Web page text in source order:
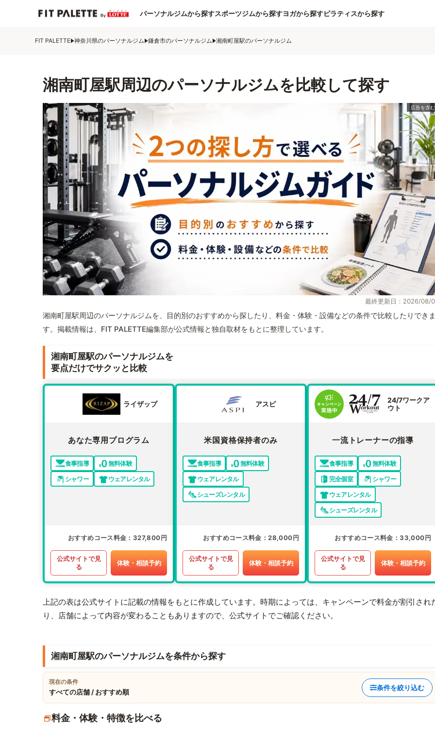
パーソナルジムから探すスポーツジムから探すヨガから探すピラティスから探す
FIT PALETTE 神奈川県のパーソナルジム 鎌倉市のパーソナルジム 湘南町屋駅のパーソナルジム
湘南町屋駅周辺のパーソナルジムを比較して探す
最終更新日：2026/08/
湘南町屋駅周辺のパーソナルジムを、目的別のおすすめから探したり、料金・体験・設備などの条件で比較したりでき
す。掲載情報は、FIT PALETTE編集部が公式情報と独自取材をもとに整理しています。
湘南町屋駅のパーソナルジムを
要点だけでサクッと比較
ライザップ
あなた専用プログラム
食事指導
無料体験
シャワー
ウェアレンタル
おすすめコース料金 327,800円
公式サイトで見
る
体験・相談予約
アスピ
米国資格保持者のみ
食事指導
無料体験
ウェアレンタル
シューズレンタル
おすすめコース料金 28,000円
公式サイトで見
る
体験・相談予約
24/7ワークア
ウト
一流トレーナーの指導
食事指導
無料体験
完全個室
シャワー
ウェアレンタル
シューズレンタル
おすすめコース料金 33,000円
公式サイトで見
る
体験・相談予約
上記の表は公式サイトに記載の情報をもとに作成しています。時期によっては、キャンペーンで料金が割引され
り、店舗によって内容が変わることもありますので、公式サイトでご確認ください。
湘南町屋駅のパーソナルジムを条件から探す
現在の条件
すべての店舗 / おすすめ順
条件を絞り込む
料金・体験・特徴を比べる